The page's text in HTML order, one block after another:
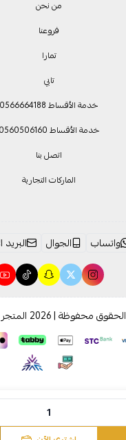
من نحن
فروعنا
تمارا
تابي
خدمة الأقساط 0566664188
خدمة الأقساط 0560506160
اتصل بنا
الماركات التجارية
واتساب الجوال البريد
الحقوق محفوظة | 2026